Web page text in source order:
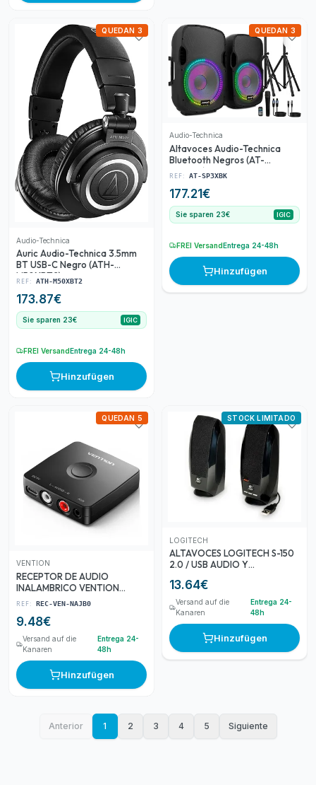
Audio-Technica
Auric Audio-Technica 3.5mm
BT USB-C Negro (ATH-
M50XBT2)
REF: ATH-M50XBT2
173.87€
QUEDAN 3
Sie sparen 23€ IGIC
FREI VersandEntrega 24-48h
Hinzufügen
Audio-Technica
Altavoces Audio-Technica
Bluetooth Negros (AT-
SP3XBK)
REF: AT-SP3XBK
177.21€
QUEDAN 3
Sie sparen 23€ IGIC
FREI VersandEntrega 24-48h
Hinzufügen
VENTION
RECEPTOR DE AUDIO
INALAMBRICO VENTION
NAJB0
REF: REC-VEN-NAJB0
9.48€
QUEDAN 5
Versand auf die
Kanaren
Entrega 24-
48h
Hinzufügen
LOGITECH
ALTAVOCES LOGITECH S-150
2.0 / USB AUDIO Y
000029
13.64€
STOCK LIMITADO
Versand auf die
Kanaren
Entrega 24-
48h
Hinzufügen
Anterior 1 2 3 4 5 Siguiente